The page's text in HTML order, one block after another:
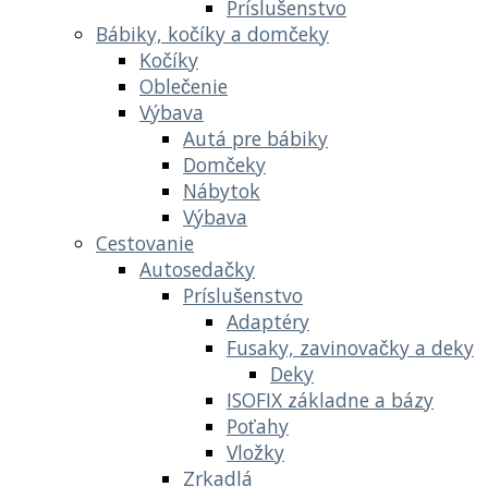
Príslušenstvo
Bábiky, kočíky a domčeky
Kočíky
Oblečenie
Výbava
Autá pre bábiky
Domčeky
Nábytok
Výbava
Cestovanie
Autosedačky
Príslušenstvo
Adaptéry
Fusaky, zavinovačky a deky
Deky
ISOFIX základne a bázy
Poťahy
Vložky
Zrkadlá